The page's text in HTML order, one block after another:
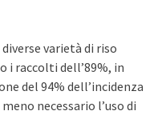
varietà di riso
i raccolti dell’89%, in
del 94% dell’incidenza
necessario l’uso di